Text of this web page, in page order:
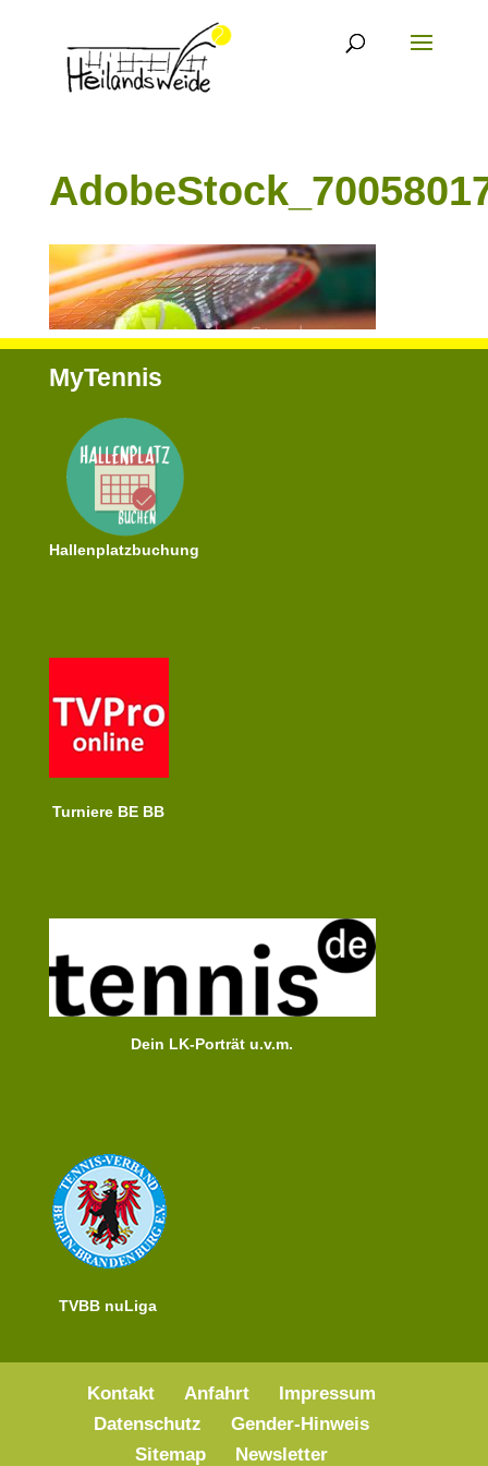
MyTennis
Hallenplatzbuchung
Turniere BE BB
Dein LK-Porträt u.v.m.
TVBB nuLiga
Kontakt Anfahrt
Impressum
Datenschutz
Gender-Hinweis
Sitemap
Newsletter